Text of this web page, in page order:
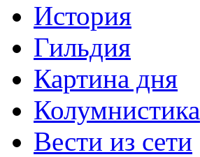
История
Гильдия
Картина дня
Колумнистика
Вести из сети